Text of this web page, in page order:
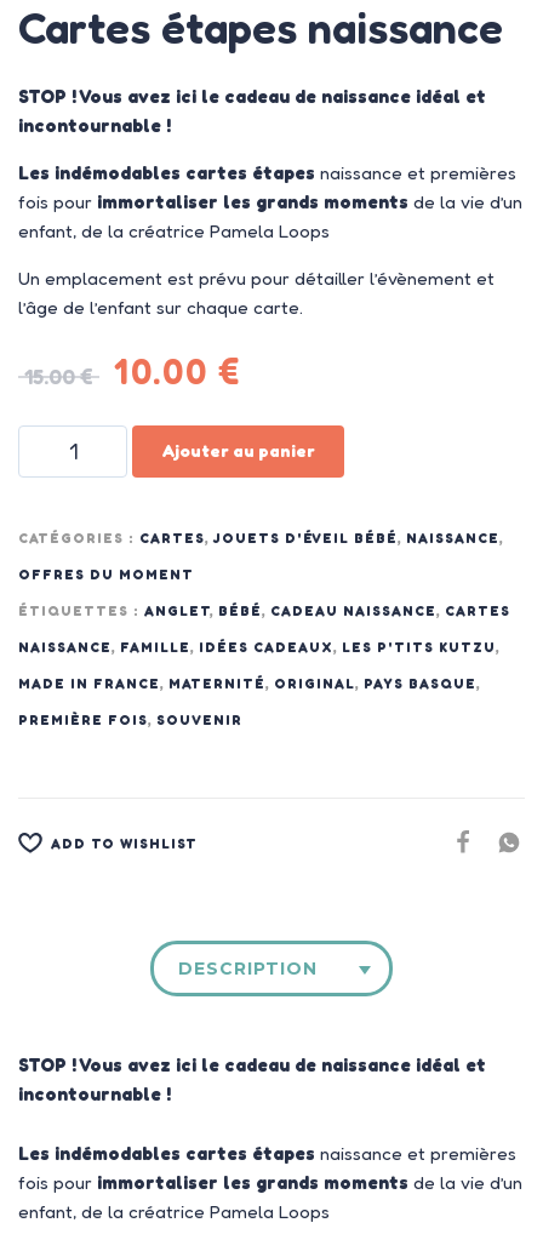
Cartes étapes naissance
STOP ! Vous avez ici le cadeau de naissance idéal et
incontournable !
Les indémodables cartes étapes naissance et premières
fois pour immortaliser les grands moments de la vie d’un
enfant, de la créatrice Pamela Loops
Un emplacement est prévu pour détailler l’évènement et
l’âge de l’enfant sur chaque carte.
15.00€ 10.00€
Ajouter au panier
CATÉGORIES : CARTES,JOUETS D'ÉVEIL BÉBÉ, NAISSANCE,
OFFRES DU MOMENT
ÉTIQUETTES : ANGLET, BÉBÉ, CADEAU NAISSANCE, CARTES
NAISSANCE, FAMILLE, IDÉES CADEAUX, LES P'TITS KUTZU,
MADE IN FRANCE, MATERNITÉ, ORIGINAL, PAYS BASQUE,
PREMIÈRE FOIS, SOUVENIR
ADD TO WISHLIST
DESCRIPTION
STOP ! Vous avez ici le cadeau de naissance idéal et
incontournable !
Les indémodables cartes étapes naissance et premières
fois pour immortaliser les grands moments de la vie d’un
enfant, de la créatrice Pamela Loops